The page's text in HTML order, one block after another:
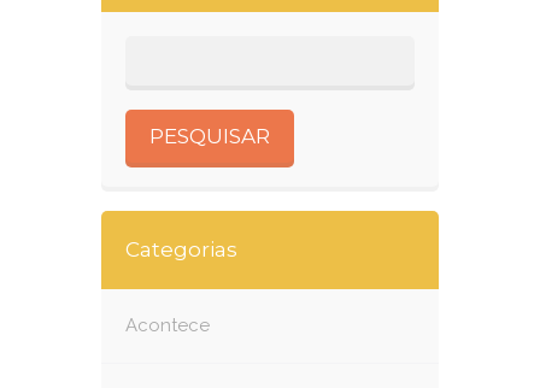
Categorias
Acontece